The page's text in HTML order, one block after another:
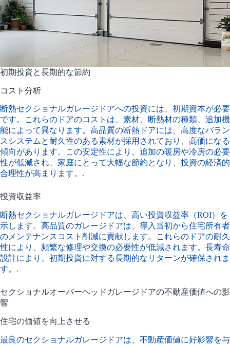
初期投資と長期的な節約
コスト分析
断熱セクショナルガレージドアへの投資には、初期資本が必要
です。これらのドアのコストは、素材、断熱材の種類、追加機
能によって異なります。高品質の断熱ドアには、高度なバラン
スシステムと耐久性のある素材が採用されており、高価になる
傾向があります。この安定性により、追加の暖房や冷房の必要
性が低減され、家庭にとって大幅な節約となり、投資の経済的
合理性が高まります。.
投資収益率
断熱セクショナルガレージドアは、高い投資収益率（ROI）を
示します。高品質のガレージドアは、導入当初から住宅所有者
のメンテナンスコスト削減に貢献します。これらのドアの耐久
性により、頻繁な修理や交換の必要性が低減されます。長寿命
設計により、初期投資に対する長期的なリターンが確保されま
す。.
セクショナルオーバーヘッドガレージドアの不動産価値への影
響
住宅の価値を向上させる
最良のセクショナルガレージドアは、不動産価値に好影響を与